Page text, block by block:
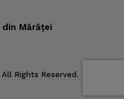
Mărăţei
Rights Reserved.